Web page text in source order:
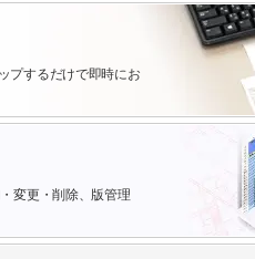
プするだけで即時にお
変更・削除、版管理